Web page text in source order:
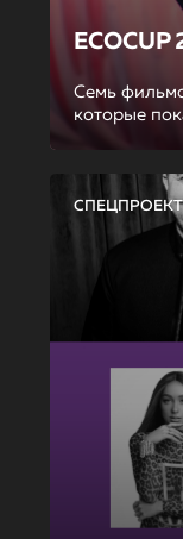
ECOCUP
Семь
которые
СПЕЦПРОЕКТ